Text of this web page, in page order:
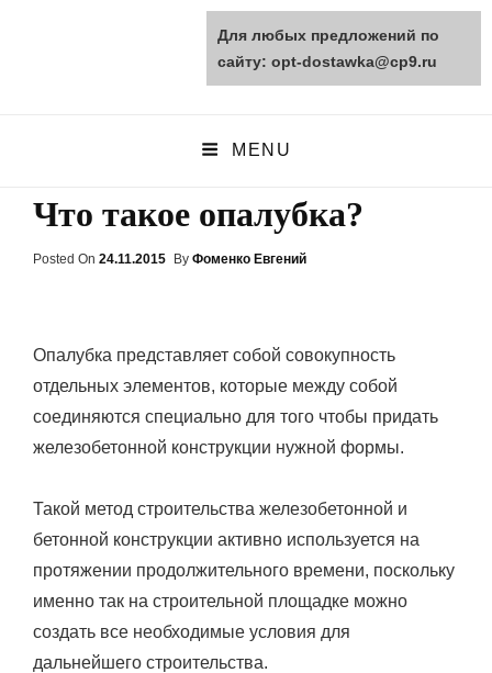
opt-dostawka.ru
MENU
Что такое опалубка?
Posted On Posted
24.11.2015 By Фоменко Евгений
Опалубка представляет собой совокупность
отдельных элементов, которые между собой
соединяются специально для того чтобы придать
железобетонной конструкции нужной формы.
Такой метод строительства железобетонной и
бетонной конструкции активно используется на
протяжении продолжительного времени, поскольку
именно так на строительной площадке можно
создать все необходимые условия для
дальнейшего строительства.
Для любых предложений по
сайту: opt-dostawka@cp9.ru